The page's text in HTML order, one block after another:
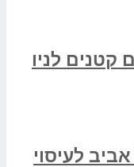
קטנים לניו
לעיסוי